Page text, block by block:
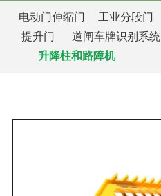
电动门伸缩门 工业分段门
提升门
道闸车牌识别系统
升降柱和路障机